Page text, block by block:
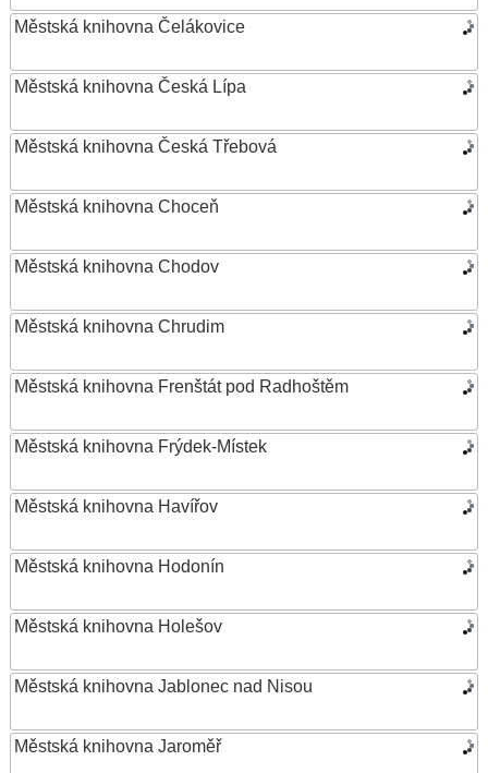
Městská knihovna Čelákovice
Městská knihovna Česká Lípa
Městská knihovna Česká Třebová
Městská knihovna Choceň
Městská knihovna Chodov
Městská knihovna Chrudim
Městská knihovna Frenštát pod Radhoštěm
Městská knihovna Frýdek-Místek
Městská knihovna Havířov
Městská knihovna Hodonín
Městská knihovna Holešov
Městská knihovna Jablonec nad Nisou
Městská knihovna Jaroměř